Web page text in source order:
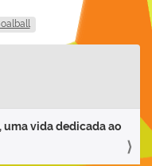
uma vida dedicada ao